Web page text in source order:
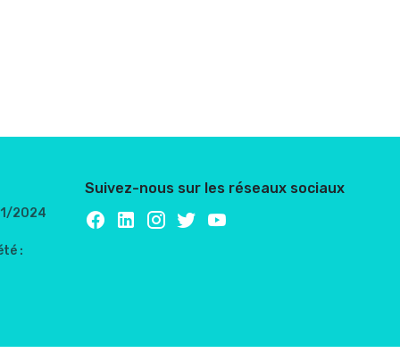
2024
:
Suivez-nous sur les réseaux sociaux